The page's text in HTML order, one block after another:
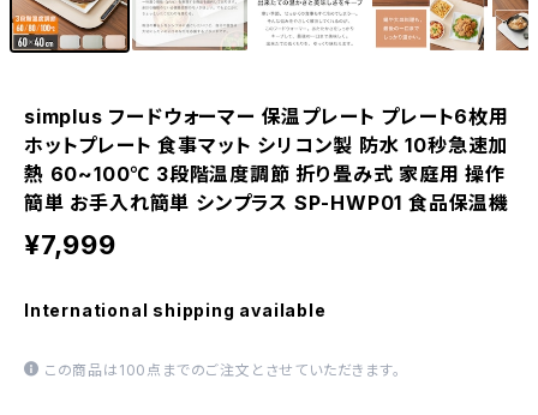
simplus フードウォーマー 保温プレート プレート6枚用
ホットプレート 食事マット シリコン製 防水 10秒急速加
熱 60~100℃ 3段階温度調節 折り畳み式 家庭用 操作
簡単 お手入れ簡単 シンプラス SP-HWP01 食品保温機
¥7,999
International shipping available
この商品は100点までのご注文とさせていただきます。